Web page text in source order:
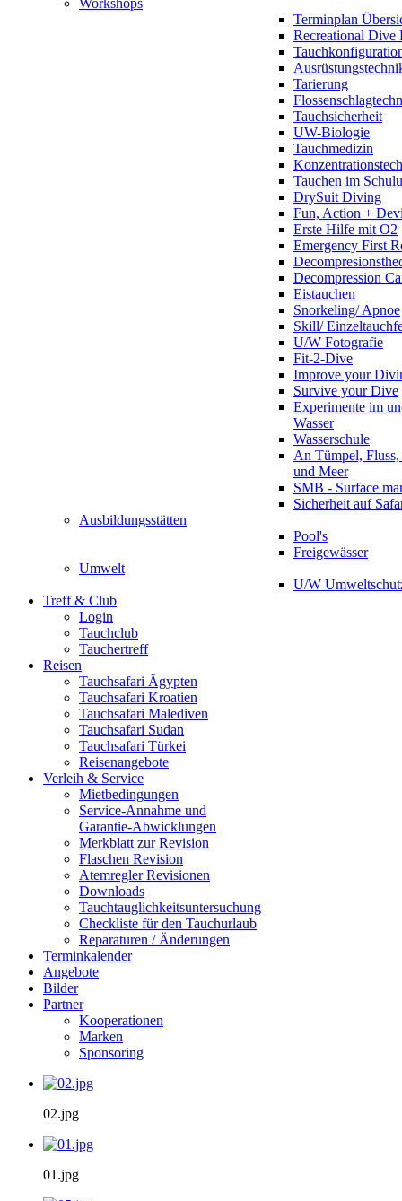
Workshops
Terminplan
Recreational Dive
Tarierung
Tauchsicherheit
UW-Biologie
Tauchmedizin
Tauchen im
DrySuit Diving
Fun, Action +
Erste Hilfe mit O2
Emergency First
Decompression
Eistauchen
Snorkeling/ Apnoe
Skill/
U/W Fotografie
Fit-2-Dive
Improve your
Survive your Dive
Experimente im
Wasser
Wasserschule
An Tümpel,
und Meer
SMB - Surface
Sicherheit auf
Ausbildungsstätten
Pool's
Freigewässer
Umwelt
U/W
Treff & Club
Login
Tauchclub
Tauchertreff
Reisen
Tauchsafari Ägypten
Tauchsafari Kroatien
Tauchsafari Malediven
Tauchsafari Sudan
Tauchsafari Türkei
Reisenangebote
Verleih & Service
Mietbedingungen
Service-Annahme und
Garantie-Abwicklungen
Merkblatt zur Revision
Flaschen Revision
Atemregler Revisionen
Downloads
Tauchtauglichkeitsuntersuchung
Checkliste für den Tauchurlaub
Reparaturen / Änderungen
Terminkalender
Angebote
Bilder
Partner
Kooperationen
Marken
Sponsoring
02.jpg
01.jpg